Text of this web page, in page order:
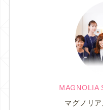
MAGNOLIA
マグノリ